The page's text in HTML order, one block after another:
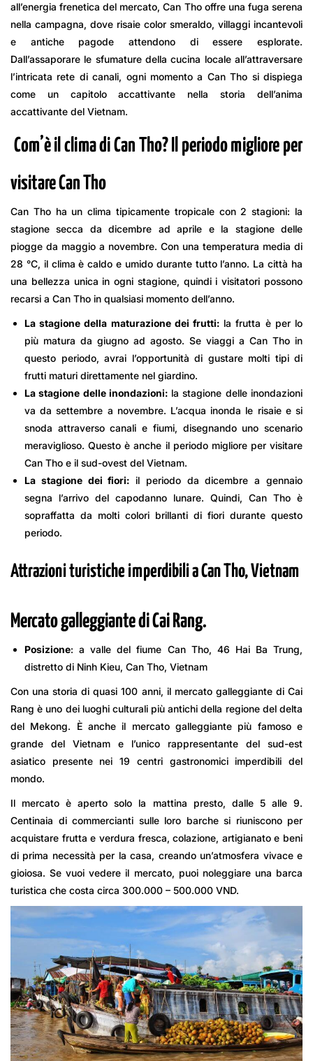
all’energia frenetica del mercato, Can Tho offre una fuga serena
nella campagna, dove risaie color smeraldo, villaggi incantevoli
e antiche pagode attendono di essere esplorate.
Dall’assaporare le sfumature della cucina locale all’attraversare
l’intricata rete di canali, ogni momento a Can Tho si dispiega
come un capitolo accattivante nella storia dell’anima
accattivante del Vietnam.
Com’è il clima di Can Tho? Il periodo migliore per
visitare Can Tho
Can Tho ha un clima tipicamente tropicale con 2 stagioni: la
stagione secca da dicembre ad aprile e la stagione delle
piogge da maggio a novembre. Con una temperatura media di
28 °C, il clima è caldo e umido durante tutto l’anno. La città ha
una bellezza unica in ogni stagione, quindi i visitatori possono
recarsi a Can Tho in qualsiasi momento dell’anno.
La stagione della maturazione dei frutti: la frutta è per lo
più matura da giugno ad agosto. Se viaggi a Can Tho in
questo periodo, avrai l’opportunità di gustare molti tipi di
frutti maturi direttamente nel giardino.
La stagione delle inondazioni:la stagione delle inondazioni
va da settembre a novembre. L’acqua inonda le risaie e si
snoda attraverso canali e fiumi, disegnando uno scenario
meraviglioso. Questo è anche il periodo migliore per visitare
Can Tho e il sud-ovest del Vietnam.
La stagione dei fiori: il periodo da dicembre a gennaio
segna l’arrivo del capodanno lunare. Quindi, Can Tho è
sopraffatta da molti colori brillanti di fiori durante questo
periodo.
Attrazioni turistiche imperdibili a Can Tho, Vietnam
Mercato galleggiante di Cai Rang.
Posizione: a valle del fiume Can Tho, 46 ​​Hai Ba Trung,
distretto di Ninh Kieu, Can Tho, Vietnam
Con una storia di quasi 100 anni, il mercato galleggiante di Cai
Rang è uno dei luoghi culturali più antichi della regione del delta
del Mekong. È anche il mercato galleggiante più famoso e
grande del Vietnam e l’unico rappresentante del sud-est
asiatico presente nei 19 centri gastronomici imperdibili del
mondo.
Il mercato è aperto solo la mattina presto, dalle 5 alle 9.
Centinaia di commercianti sulle loro barche si riuniscono per
acquistare frutta e verdura fresca, colazione, artigianato e beni
di prima necessità per la casa, creando un’atmosfera vivace e
gioiosa. Se vuoi vedere il mercato, puoi noleggiare una barca
turistica che costa circa 300.000 – 500.000 VND.